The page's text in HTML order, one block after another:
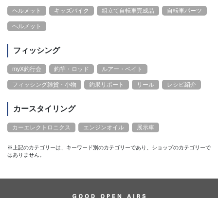
ヘルメット キッズバイク 組立て自転車完成品 自転車パーツ
ヘルメット
フィッシング
myX釣行会 釣竿・ロッド ルアー・ベイト
フィッシング雑貨・小物 釣果リポート リール レシピ紹介
カースタイリング
カーエレクトロニクス エンジンオイル 展示車
※上記のカテゴリーは、キーワード別のカテゴリーであり、ショップのカテゴリーで
はありません。